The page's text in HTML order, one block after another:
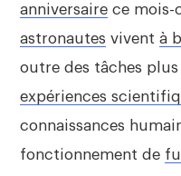
anniversaire ce mois-
astronautes vivent à
outre des tâches
expériences
connaissances
fonctionnement de